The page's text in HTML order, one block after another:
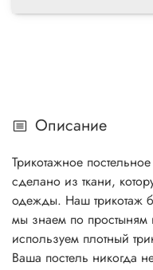
Описание
Трикотажное постельное белье самое
сделано из ткани,
одежды. Наш трикотаж
мы знаем по простыням
используем плотный
Ваша постель никогда